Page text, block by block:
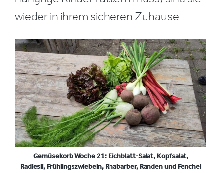
wieder in ihrem sicheren Zuhause.
Gemüsekorb Woche 21: Eichblatt-Salat, Kopfsalat,
Radiesli, Frühlingszwiebeln, Rhabarber, Randen und Fenchel